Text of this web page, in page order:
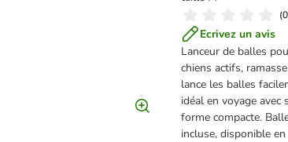
(0
Ecrivez un avis
Lanceur de balles
chiens actifs,
lance les balles
idéal en voyage avec
forme compacte.
incluse, disponible en